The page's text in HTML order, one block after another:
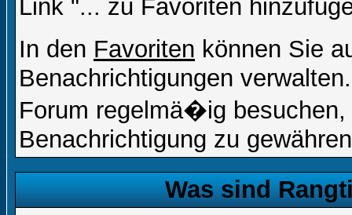
Link "... zu Favoriten
In den Favoriten können Sie
Benachrichtigungen
Forum regelmä�ig
Benachrichtigung zu
Was sind